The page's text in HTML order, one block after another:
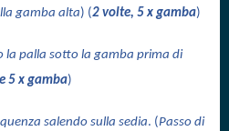
gamba alta) (2 volte, 5 x gamba)
la palla sotto la gamba prima di
5 x gamba)
salendo sulla sedia. (Passo di